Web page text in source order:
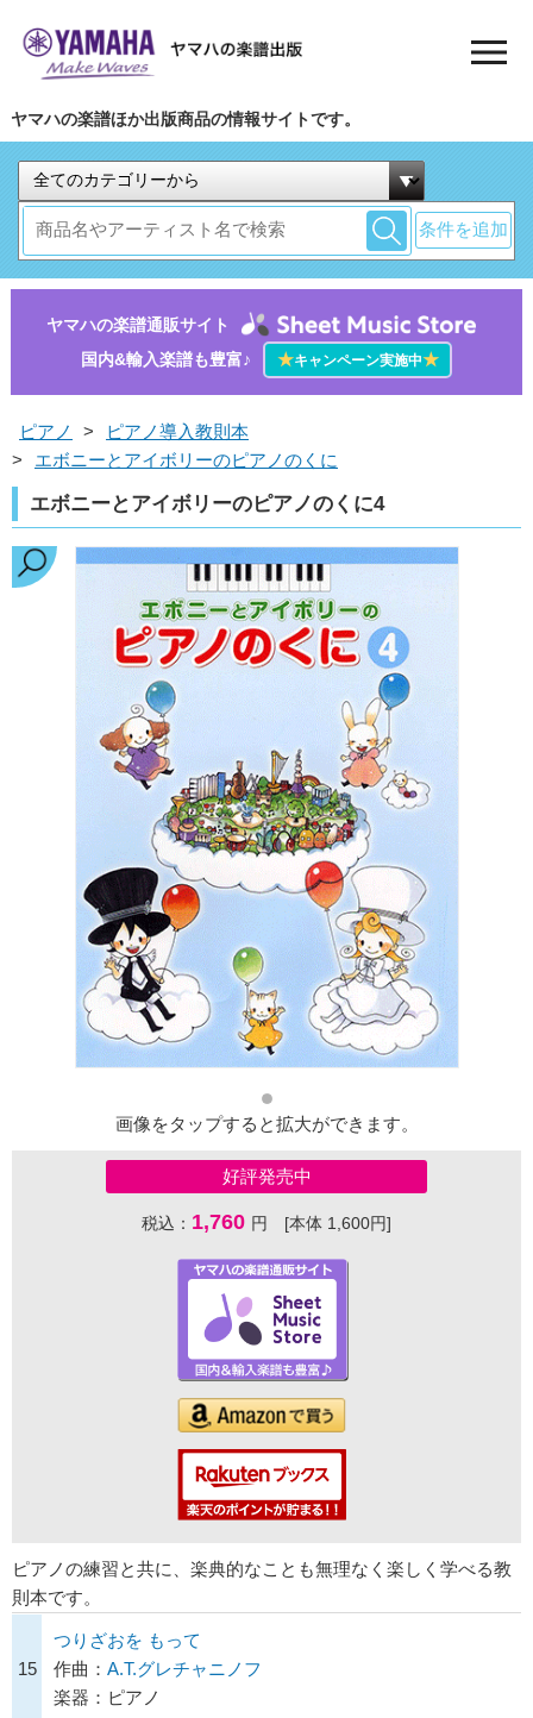
ヤマハの楽譜ほか出版商品の情報サイトです。
条件を追加
ヤマハの楽譜通販サイト
国内&輸入楽譜も豊富♪
★キャンペーン実施中★
ピアノ >
ピアノ導入教則本
>
エボニーとアイボリーのピアノのくに
エボニーとアイボリーのピアノのくに4
画像をタップすると拡大ができます。
好評発売中
税込： 1,760 円 [本体 1,600円]
ピアノの練習と共に、楽典的なことも無理なく楽しく学べる教
則本です。
15
つりざおを もって
作曲： A.T.グレチャニノフ
楽器：ピアノ